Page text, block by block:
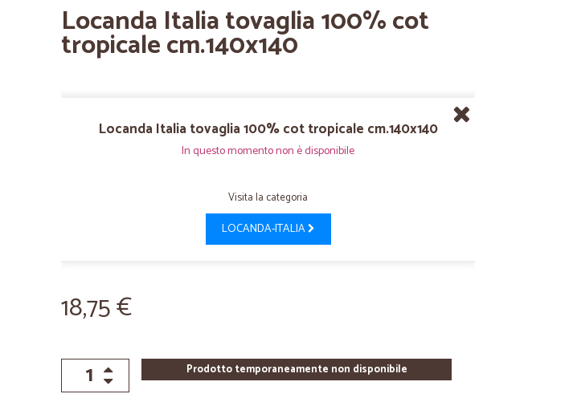
Locanda Italia tovaglia 100% cot
tropicale cm.140x140
Locanda Italia tovaglia 100% cot tropicale cm.140x140
In questo momento non è disponibile
Visita la categoria
LOCANDA-ITALIA
18,75 €
Prodotto temporaneamente non disponibile